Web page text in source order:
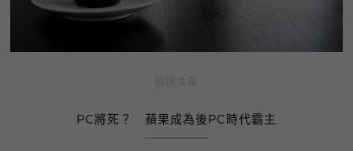
PC將死？ 蘋果成為後PC時代霸主